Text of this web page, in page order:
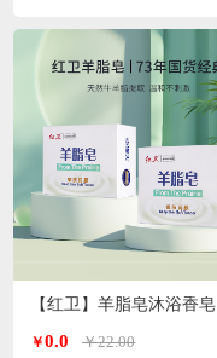
【红卫】羊脂皂沐浴香皂
￥0.0 ￥22.00